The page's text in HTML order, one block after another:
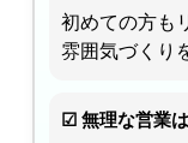
初めての方も
雰囲気づくり
☑ 無理な営業